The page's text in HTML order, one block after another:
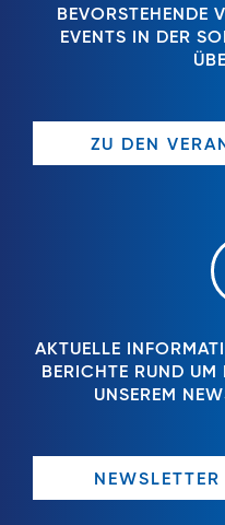
BEVORSTEHENDE
EVENTS IN DER
ZU DEN
AKTUELLE
BERICHTE RUND UM
UNSEREM